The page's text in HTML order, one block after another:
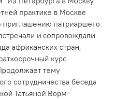
практике в Москве
приглашению патриаршего
и сопровождали
африканских стран,
курс
тему
сотрудничества беседа
Татьяной Ворм-